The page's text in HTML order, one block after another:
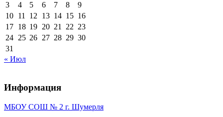
3
4 5 6 7 8
9
10 11 12 13 14 15 16
17 18 19 20 21 22 23
24 25 26 27 28 29 30
31
« Июл
Информация
МБОУ СОШ № 2 г. Шумерля